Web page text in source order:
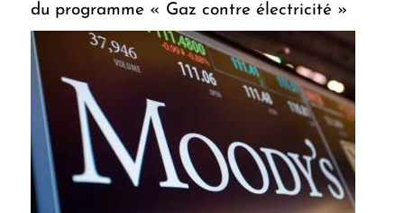
du programme « Gaz contre électricité »